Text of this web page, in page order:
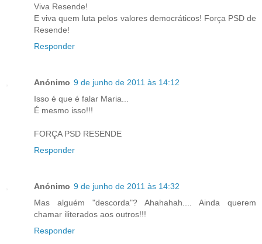
Viva Resende!
E viva quem luta pelos valores democráticos! Força PSD de
Resende!
Responder
Anónimo 9 de junho de 2011 às 14:12
Isso é que é falar Maria...
É mesmo isso!!!
FORÇA PSD RESENDE
Responder
Anónimo 9 de junho de 2011 às 14:32
Mas alguém "descorda"? Ahahahah.... Ainda querem
chamar iliterados aos outros!!!
Responder